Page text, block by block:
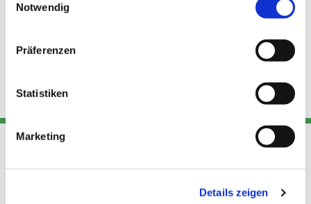
Notwendig
Präferenzen
Statistiken
Marketing
Details zeigen
Adresse
Kont
Links